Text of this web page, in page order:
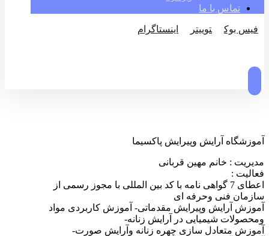
تماس با ما
فیس بوک توییتر
اینستاگرام
آموزشگاه آرایش وپیرایش پاکسیما
مدیریت : خانم مهین قربانی
فعالیت :
اعطای 7 گواهی نامه با کد بین المللی با مجوز رسمی از
سازمان فنی وحرفه ای
آموزش آرایش وپیرایش مقدماتی- آموزش کاربردی مواد
ومحصولات شیمیایی در آرایش زنانه-
آموزش متعادل سازی چهره زنانه وآرایش صورت-